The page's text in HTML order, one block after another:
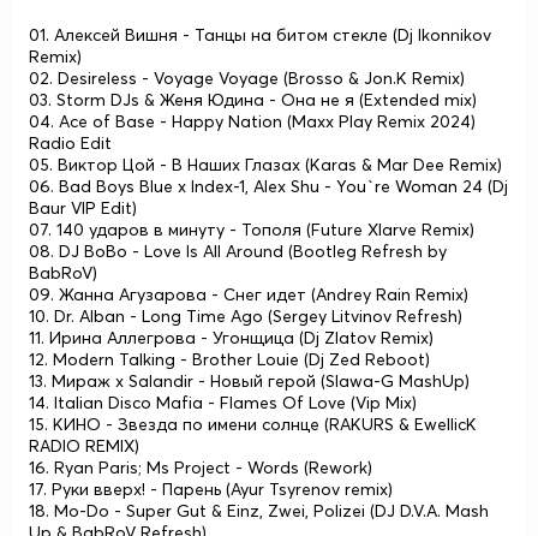
01. Алексей Вишня - Танцы на битом стекле (Dj Ikonnikov
Remix)
02. Desireless - Voyage Voyage (Brosso & Jon.K Remix)
03. Storm DJs & Женя Юдина - Она не я (Extended mix)
04. Ace of Base - Happy Nation (Maxx Play Remix 2024)
Radio Edit
05. Виктор Цой - В Наших Глазах (Karas & Mar Dee Remix)
06. Bad Boys Blue x Index-1, Alex Shu - You`re Woman 24 (Dj
Baur VIP Edit)
07. 140 ударов в минуту - Тополя (Future Xlarve Remix)
08. DJ BoBo - Love Is All Around (Bootleg Refresh by
BabRoV)
09. Жанна Агузарова - Снег идет (Andrey Rain Remix)
10. Dr. Alban - Long Time Ago (Sergey Litvinov Refresh)
11. Ирина Аллегрова - Угонщица (Dj Zlatov Remix)
12. Modern Talking - Brother Louie (Dj Zed Reboot)
13. Мираж x Salandir - Новый герой (Slawa-G MashUp)
14. Italian Disco Mafia - Flames Of Love (Vip Mix)
15. КИНО - Звезда по имени солнце (RAKURS & EwellicK
RADIO REMIX)
16. Ryan Paris; Ms Project - Words (Rework)
17. Руки вверх! - Парень (Ayur Tsyrenov remix)
18. Mo-Do - Super Gut & Einz, Zwei, Polizei (DJ D.V.A. Mash